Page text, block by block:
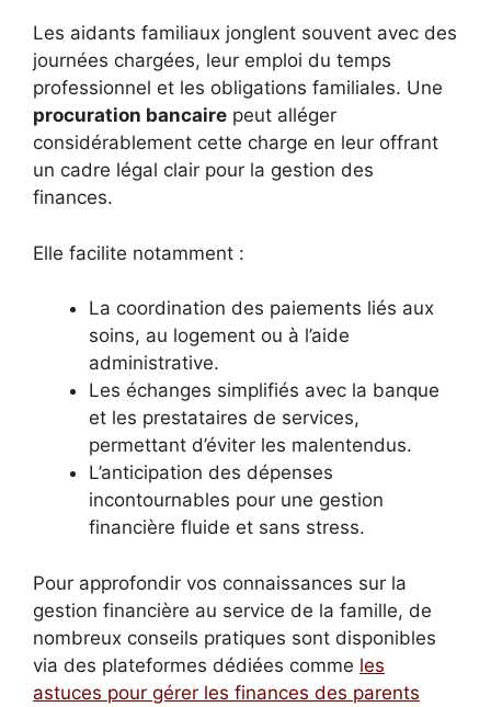
Les aidants familiaux jonglent souvent avec des
journées chargées, leur emploi du temps
professionnel et les obligations familiales. Une
procuration bancaire peut alléger
considérablement cette charge en leur offrant
un cadre légal clair pour la gestion des
finances.
Elle facilite notamment :
La coordination des paiements liés aux
soins, au logement ou à l’aide
administrative.
Les échanges simplifiés avec la banque
et les prestataires de services,
permettant d’éviter les malentendus.
L’anticipation des dépenses
incontournables pour une gestion
financière fluide et sans stress.
Pour approfondir vos connaissances sur la
gestion financière au service de la famille, de
nombreux conseils pratiques sont disponibles
via des plateformes dédiées comme les
astuces pour gérer les finances des parents